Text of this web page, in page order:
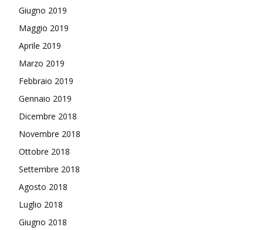
Giugno 2019
Maggio 2019
Aprile 2019
Marzo 2019
Febbraio 2019
Gennaio 2019
Dicembre 2018
Novembre 2018
Ottobre 2018
Settembre 2018
Agosto 2018
Luglio 2018
Giugno 2018